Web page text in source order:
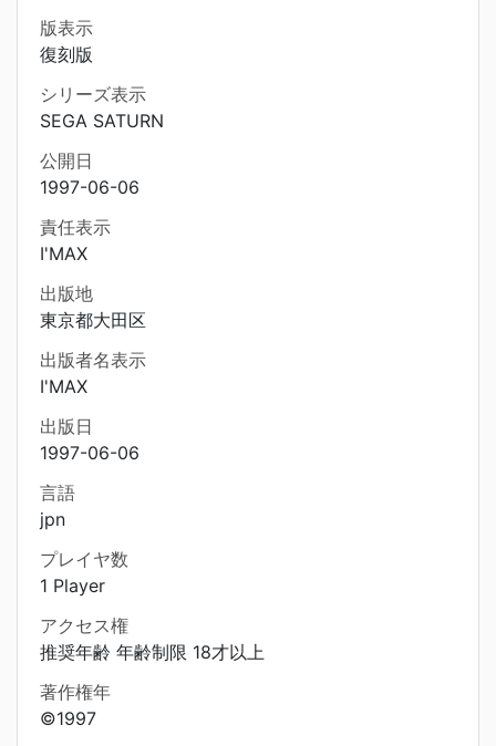
版表示
復刻版
シリーズ表示
SEGA SATURN
公開日
1997-06-06
責任表示
I'MAX
出版地
東京都大田区
出版者名表示
I'MAX
出版日
1997-06-06
言語
jpn
プレイヤ数
1 Player
アクセス権
推奨年齢 年齢制限 18才以上
著作権年
©1997